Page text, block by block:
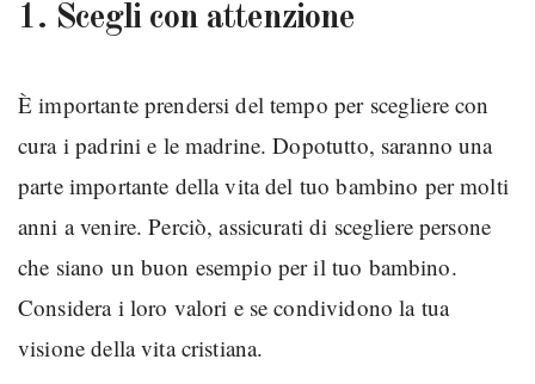
1. Scegli con attenzione
È importante prendersi del tempo per scegliere con
cura i padrini e le madrine. Dopotutto, saranno una
parte importante della vita del tuo bambino per molti
anni a venire. Perciò, assicurati di scegliere persone
che siano un buon esempio per il tuo bambino.
Considera i loro valori e se condividono la tua
visione della vita cristiana.